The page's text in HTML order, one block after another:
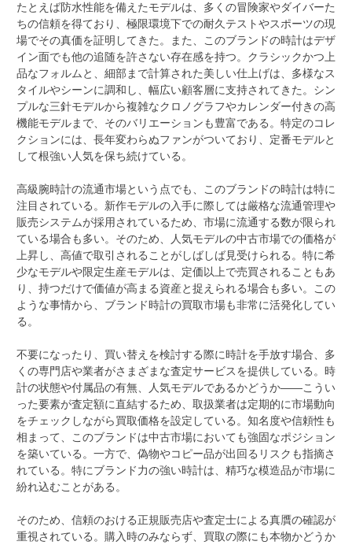
たとえば防水性能を備えたモデルは、多くの冒険家やダイバーた
ちの信頼を得ており、極限環境下での耐久テストやスポーツの現
場でその真価を証明してきた。また、このブランドの時計はデザ
イン面でも他の追随を許さない存在感を持つ。クラシックかつ上
品なフォルムと、細部まで計算された美しい仕上げは、多様なス
タイルやシーンに調和し、幅広い顧客層に支持されてきた。シン
プルな三針モデルから複雑なクロノグラフやカレンダー付きの高
機能モデルまで、そのバリエーションも豊富である。特定のコレ
クションには、長年変わらぬファンがついており、定番モデルと
して根強い人気を保ち続けている。
高級腕時計の流通市場という点でも、このブランドの時計は特に
注目されている。新作モデルの入手に際しては厳格な流通管理や
販売システムが採用されているため、市場に流通する数が限られ
ている場合も多い。そのため、人気モデルの中古市場での価格が
上昇し、高値で取引されることがしばしば見受けられる。特に希
少なモデルや限定生産モデルは、定価以上で売買されることもあ
り、持つだけで価値が高まる資産と捉えられる場合も多い。この
ような事情から、ブランド時計の買取市場も非常に活発化してい
る。
不要になったり、買い替えを検討する際に時計を手放す場合、多
くの専門店や業者がさまざまな査定サービスを提供している。時
計の状態や付属品の有無、人気モデルであるかどうか――こうい
った要素が査定額に直結するため、取扱業者は定期的に市場動向
をチェックしながら買取価格を設定している。知名度や信頼性も
相まって、このブランドは中古市場においても強固なポジション
を築いている。一方で、偽物やコピー品が出回るリスクも指摘さ
れている。特にブランド力の強い時計は、精巧な模造品が市場に
紛れ込むことがある。
そのため、信頼のおける正規販売店や査定士による真贋の確認が
重視されている。購入時のみならず、買取の際にも本物かどうか